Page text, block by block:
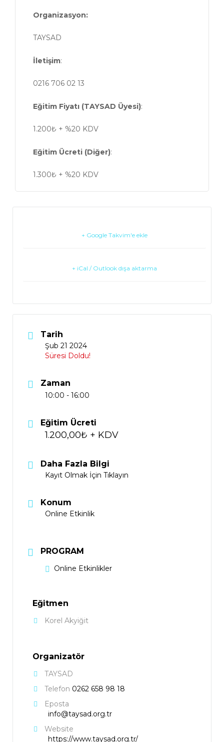
Organizasyon:
TAYSAD
İletişim:
0216 706 02 13
Eğitim Fiyatı (TAYSAD Üyesi):
1.200₺ + %20 KDV
Eğitim Ücreti (Diğer):
1.300₺ + %20 KDV
+ Google Takvim'e ekle
+ iCal / Outlook dışa aktarma
Tarih
Şub 21 2024
Süresi Doldu!
Zaman
10:00 - 16:00
Eğitim Ücreti
1.200,00₺ + KDV
Daha Fazla Bilgi
Kayıt Olmak İçin Tıklayın
Konum
Online Etkinlik
PROGRAM
Online Etkinlikler
Eğitmen
Korel Akyiğit
Organizatör
TAYSAD
Telefon 0262 658 98 18
Eposta
info@taysad.org.tr
Website
https://www.taysad.org.tr/